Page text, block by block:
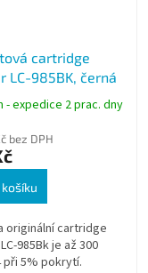
cartridge
LC-985BK, černá
- expedice 2 prac. dny
bez DPH
košíku
originální cartridge
985Bk je až 300
při 5% pokrytí.